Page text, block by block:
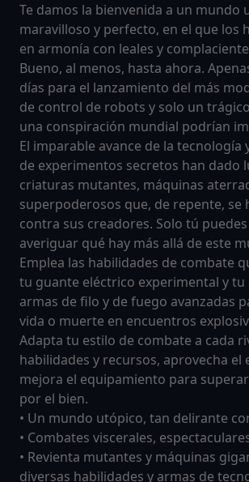
Te damos la bienvenida a un mundo
maravilloso y perfecto, en el que los
en armonía con leales y
Bueno, al menos, hasta ahora.
días para el lanzamiento del más
de control de robots y solo un
una conspiración mundial podrían
El imparable avance de la tecnología
de experimentos secretos han dado
criaturas mutantes, máquinas
superpoderosos que, de repente, se
contra sus creadores. Solo tú
averiguar qué hay más allá de este
Emplea las habilidades de combate
tu guante eléctrico experimental y tu
armas de filo y de fuego avanzadas
vida o muerte en encuentros
Adapta tu estilo de combate a cada
habilidades y recursos, aprovecha el
mejora el equipamiento para
por el bien.
• Un mundo utópico, tan delirante
• Combates viscerales,
• Revienta mutantes y máquinas
diversas habilidades y armas de